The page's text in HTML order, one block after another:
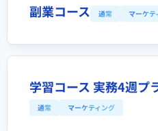
副業コース 通常 マーケテ
学習コース 実務4週プ
通常 マーケティング